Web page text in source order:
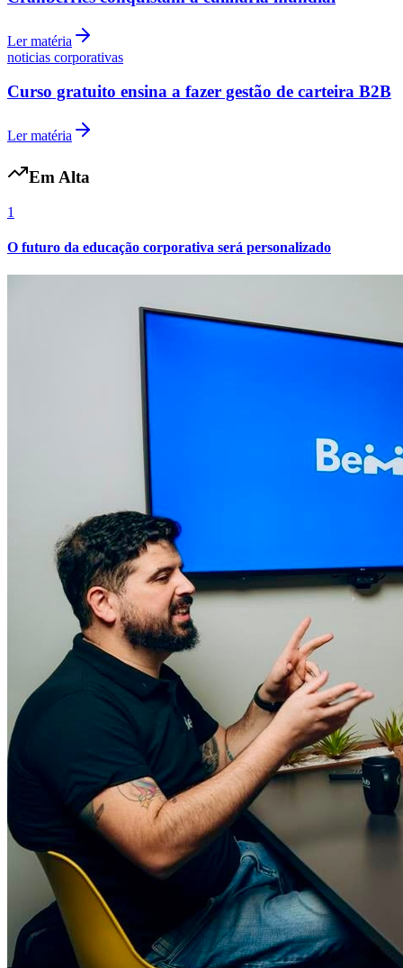
Fluminense
Ler matéria
noticias corporativas
Curso gratuito ensina a fazer gestão de carteira B2B
Ler matéria
Em Alta
1
O futuro da educação corporativa será personalizado